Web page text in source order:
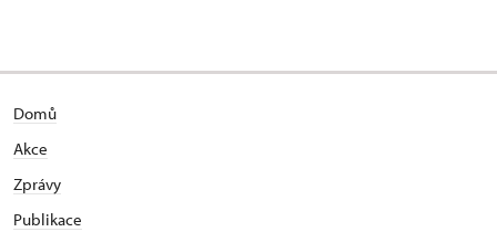
Domů
Akce
Zprávy
Publikace